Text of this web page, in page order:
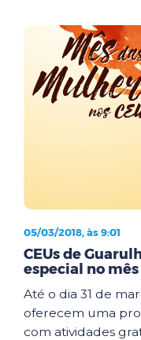
05/03/2018, às 9:01
CEUs de
especial no
Até o dia 31 de
oferecem uma
com atividades